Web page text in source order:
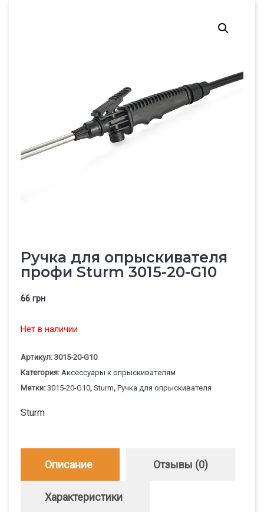
Ручка для опрыскивателя
профи Sturm 3015-20-G10
66 грн
Нет в наличии
Артикул: 3015-20-G10
Категория: Аксессуары к опрыскивателям
Метки: 3015-20-G10, Sturm, Ручка для опрыскивателя
Sturm
Описание Отзывы (0)
Характеристики